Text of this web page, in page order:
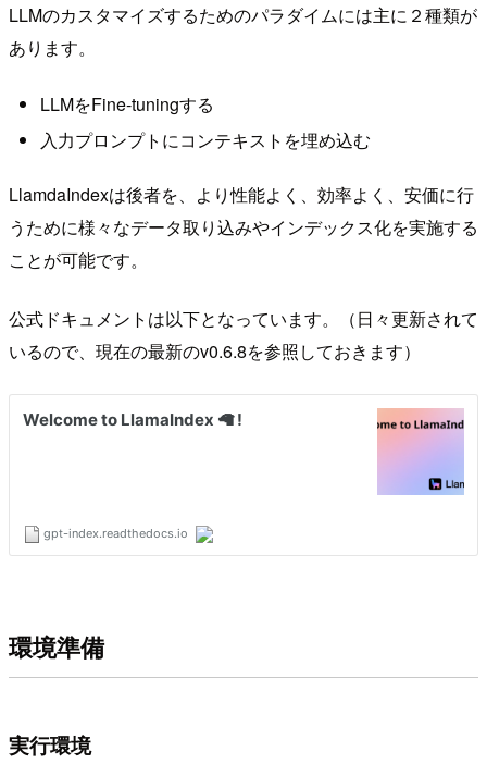
LLMのカスタマイズするためのパラダイムには主に２種類が
あります。
LLMをFine-tuningする
入力プロンプトにコンテキストを埋め込む
LlamdaIndexは後者を、より性能よく、効率よく、安価に行
うために様々なデータ取り込みやインデックス化を実施する
ことが可能です。
公式ドキュメントは以下となっています。（日々更新されて
いるので、現在の最新のv0.6.8を参照しておきます）
環境準備
実行環境